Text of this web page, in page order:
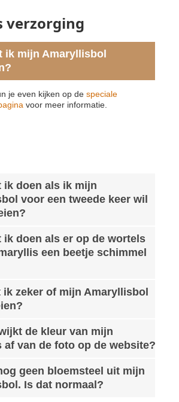
verzorging
ik mijn Amaryllisbol
je even kijken op de speciale
voor meer informatie.
ik doen als ik mijn
voor een tweede keer wil
ik doen als er op de wortels
een beetje schimmel
ik zeker of mijn Amaryllisbol
de kleur van mijn
af van de foto op de website?
geen bloemsteel uit mijn
Is dat normaal?